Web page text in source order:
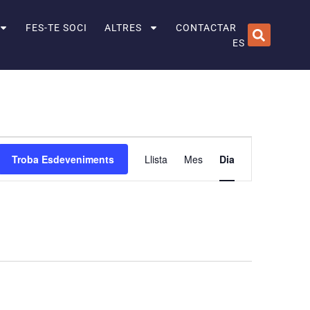
FES-TE SOCI ALTRES
CONTACTAR
ES
Troba Esdeveniments
de
Llista Mes Dia